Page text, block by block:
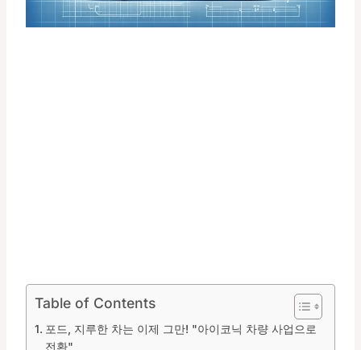
Table of Contents
포드, 지루한 차는 이제 그만! "아이코닉 차량 사업으로
전환"